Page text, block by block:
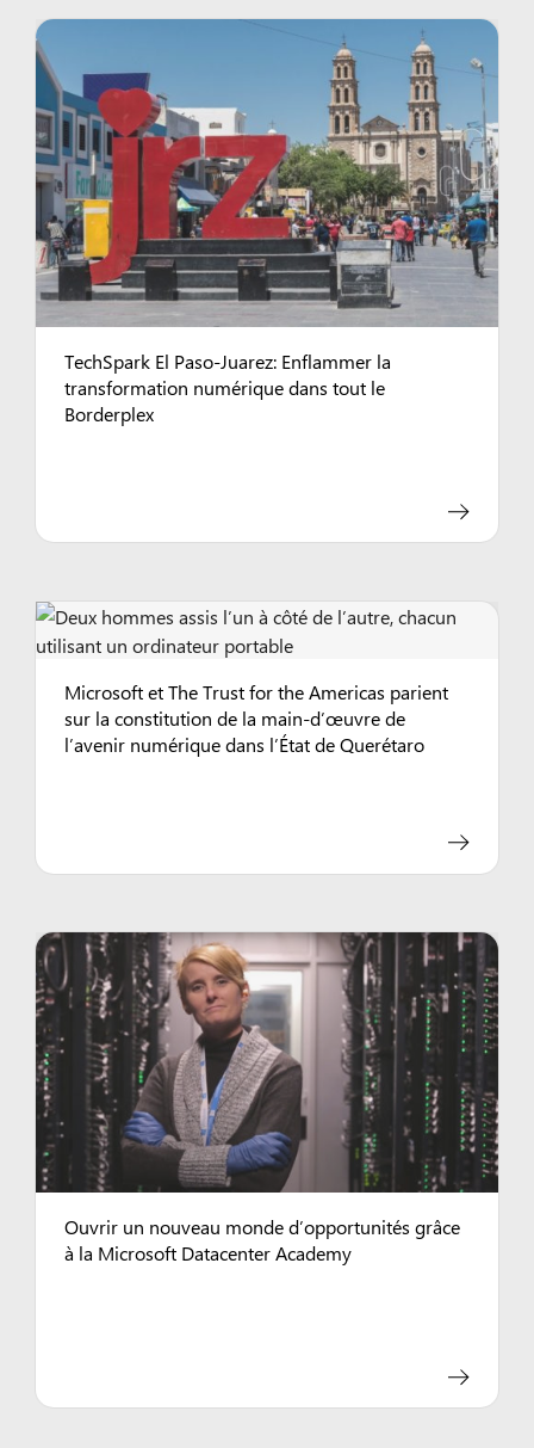
TechSpark El Paso-Juarez: Enflammer la
transformation numérique dans tout le
Borderplex
Microsoft et The Trust for the Americas parient
sur la constitution de la main-d’œuvre de
l’avenir numérique dans l’État de Querétaro
Ouvrir un nouveau monde d’opportunités grâce
à la Microsoft Datacenter Academy